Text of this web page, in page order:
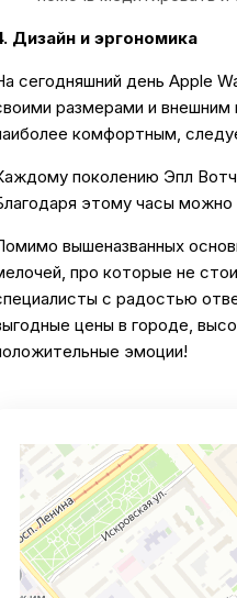
Дизайн и эргономика
сегодняшний день Apple
размерами и внешним
комфортным,
поколению Эпл Вотч
этому часы можно
вышеназванных
про которые не
с радостью
цены в городе,
эмоции!